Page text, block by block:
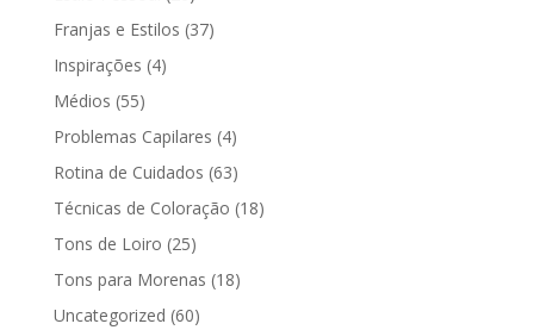
Franjas e Estilos (37)
Inspirações (4)
Médios (55)
Problemas Capilares (4)
Rotina de Cuidados (63)
Técnicas de Coloração (18)
Tons de Loiro (25)
Tons para Morenas (18)
Uncategorized (60)